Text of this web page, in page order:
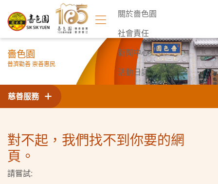
關於嗇色園
社會責任
新聞中心
活動日誌
嗇色園
普濟勸善 崇善惠民
慈善服務
對不起，我們找不到你要的網
頁。
請嘗試: